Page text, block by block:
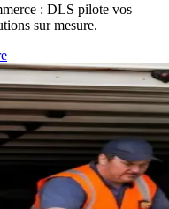
: DLS pilote vos
sur mesure.